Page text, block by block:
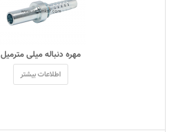
مهره دنباله میلی مترمیل
اطلاعات بیشتر